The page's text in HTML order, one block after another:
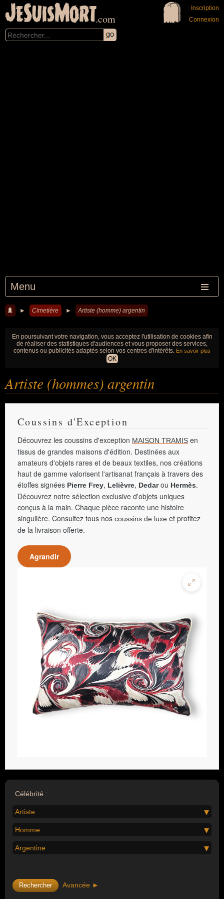
JeSuisMort.com
Menu
Inscription
Connexion
► Cimetière ► Artiste (homme) argentin
En poursuivant votre navigation, vous acceptez l'utilisation de cookies afin
de réaliser des statistiques d'audiences et vous proposer des services,
contenus ou publicités adaptés selon vos centres d'intérêts. En savoir plus
OK
Artiste (hommes) argentin
Coussins d'Exception
Découvrez les coussins d'exception MAISON TRAMIS en
tissus de grandes maisons d'édition. Destinées aux
amateurs d'objets rares et de beaux textiles, nos créations
haut de gamme valorisent l'artisanat français à travers des
étoffes signées Pierre Frey, Lelièvre, Dedarou Hermès.
Découvrez notre sélection exclusive d'objets uniques
conçus à la main. Chaque pièce raconte une histoire
singulière. Consultez tous nos coussins de luxe et profitez
de la livraison offerte.
Agrandir
Célébrité :
Artiste
Homme
Argentine
Avancée ►